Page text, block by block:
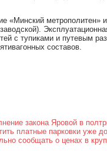
«Минский
с тупиками и путевым
составов.
закона Яровой в
платные парковки уже
сообщать о ценах в